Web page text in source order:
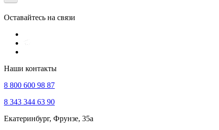
Оставайтесь на связи
Наши контакты
8 800 600 98 87
8 343 344 63 90
Екатеринбург, Фрунзе, 35а